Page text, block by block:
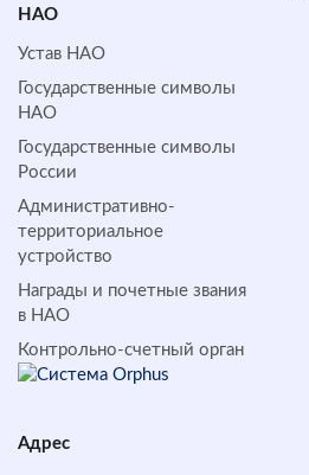
НАО
Устав НАО
Государственные символы
НАО
Государственные символы
России
Административно-
территориальное
устройство
Награды и почетные звания
в НАО
Контрольно-счетный орган
Адрес